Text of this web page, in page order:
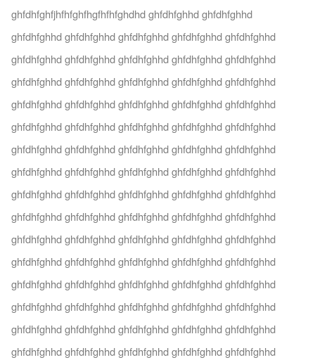
ghfdhfghfjhfhfghfhgfhfhfghdhd ghfdhfghhd ghfdhfghhd
ghfdhfghhd ghfdhfghhd ghfdhfghhd ghfdhfghhd ghfdhfghhd
ghfdhfghhd ghfdhfghhd ghfdhfghhd ghfdhfghhd ghfdhfghhd
ghfdhfghhd ghfdhfghhd ghfdhfghhd ghfdhfghhd ghfdhfghhd
ghfdhfghhd ghfdhfghhd ghfdhfghhd ghfdhfghhd ghfdhfghhd
ghfdhfghhd ghfdhfghhd ghfdhfghhd ghfdhfghhd ghfdhfghhd
ghfdhfghhd ghfdhfghhd ghfdhfghhd ghfdhfghhd ghfdhfghhd
ghfdhfghhd ghfdhfghhd ghfdhfghhd ghfdhfghhd ghfdhfghhd
ghfdhfghhd ghfdhfghhd ghfdhfghhd ghfdhfghhd ghfdhfghhd
ghfdhfghhd ghfdhfghhd ghfdhfghhd ghfdhfghhd ghfdhfghhd
ghfdhfghhd ghfdhfghhd ghfdhfghhd ghfdhfghhd ghfdhfghhd
ghfdhfghhd ghfdhfghhd ghfdhfghhd ghfdhfghhd ghfdhfghhd
ghfdhfghhd ghfdhfghhd ghfdhfghhd ghfdhfghhd ghfdhfghhd
ghfdhfghhd ghfdhfghhd ghfdhfghhd ghfdhfghhd ghfdhfghhd
ghfdhfghhd ghfdhfghhd ghfdhfghhd ghfdhfghhd ghfdhfghhd
ghfdhfghhd ghfdhfghhd ghfdhfghhd ghfdhfghhd ghfdhfghhd